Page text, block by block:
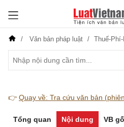
Văn bản pháp luật Thuế-
👉 Quay về: Tra cứu văn bản
Tổng quan Nội dung VB